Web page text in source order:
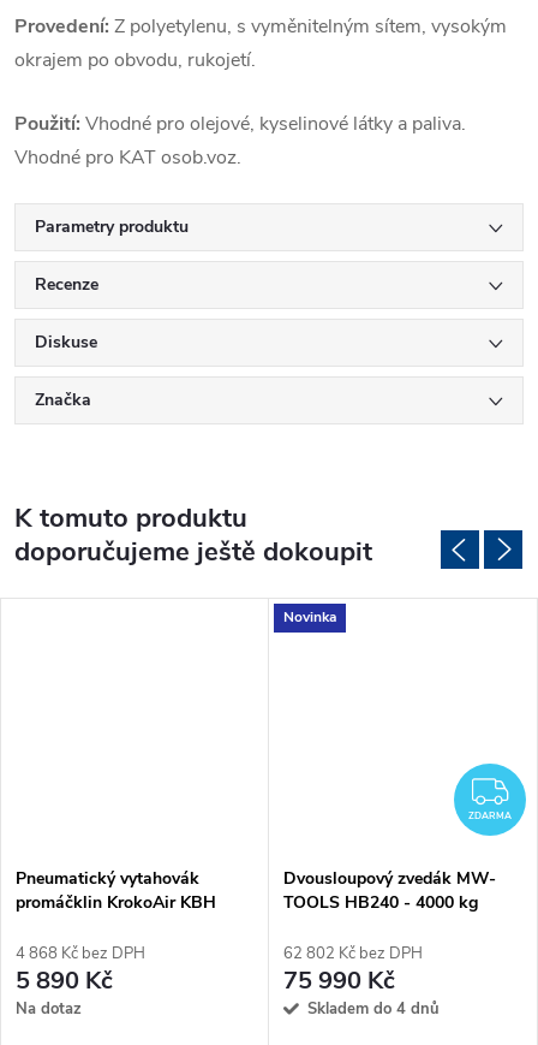
Provedení: Z polyetylenu, s vyměnitelným sítem, vysokým
okrajem po obvodu, rukojetí.
Použití: Vhodné pro olejové, kyselinové látky a paliva.
Vhodné pro KAT osob.voz.
Parametry produktu
Recenze
Diskuse
Značka
K tomuto produktu
doporučujeme ještě dokoupit
Pneumatický vytahovák
promáčklin KrokoAir KBH
4 868 Kč bez DPH
5 890 Kč
Na dotaz
Novinka
ZDARMA
Dvousloupový zvedák MW-
TOOLS HB240 - 4000 kg
62 802 Kč bez DPH
75 990 Kč
Skladem do 4 dnů